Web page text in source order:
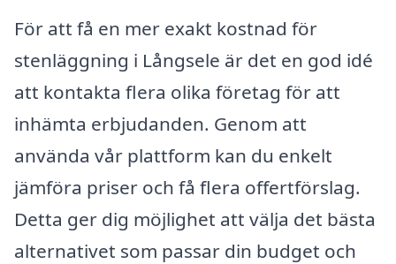
För att få en mer exakt kostnad för
stenläggning i Långsele är det en god idé
att kontakta flera olika företag för att
inhämta erbjudanden. Genom att
använda vår plattform kan du enkelt
jämföra priser och få flera offertförslag.
Detta ger dig möjlighet att välja det bästa
alternativet som passar din budget och